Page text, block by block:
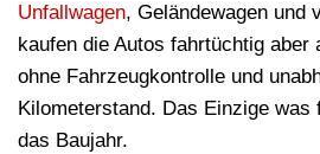
Unfallwagen, Geländewagen und
kaufen die Autos fahrtüchtig aber
ohne Fahrzeugkontrolle und
Kilometerstand. Das Einzige
das Baujahr.